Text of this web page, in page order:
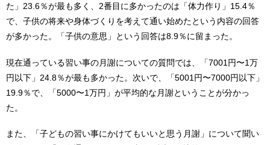
た」23.6％が最も多く、2番目に多かったのは「体力作り」15.4％
で、子供の将来や身体づくりを考えて通い始めたという内容の回答
が多かった。「子供の意思」という回答は8.9％に留まった。
現在通っている習い事の月謝についての質問では、「7001円〜1万
円以下」24.8％が最も多かった。次いで、「5001円〜7000円以下」
19.9％で、「5000〜1万円」が平均的な月謝ということが分かっ
た。
また、「子どもの習い事にかけてもいいと思う月謝」について聞い